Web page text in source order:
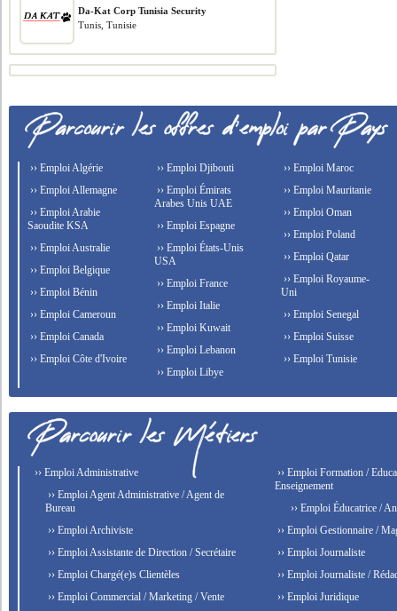
Da-Kat Corp Tunisia Security
Tunis, Tunisie
›› Emploi Algérie
›› Emploi Allemagne
›› Emploi Arabie
Saoudite KSA
›› Emploi Australie
›› Emploi Belgique
›› Emploi Bénin
›› Emploi Cameroun
›› Emploi Canada
›› Emploi Côte d'Ivoire
›› Emploi Djibouti
›› Emploi Émirats
Arabes Unis UAE
›› Emploi Espagne
›› Emploi États-Unis
USA
›› Emploi France
›› Emploi Italie
›› Emploi Kuwait
›› Emploi Lebanon
›› Emploi Libye
›› Emploi Maroc
›› Emploi Mauritanie
›› Emploi Oman
›› Emploi Poland
›› Emploi Qatar
›› Emploi Royaume-
Uni
›› Emploi Senegal
›› Emploi Suisse
›› Emploi Tunisie
›› Emploi Administrative
›› Emploi Agent Administrative / Agent de
Bureau
›› Emploi Archiviste
›› Emploi Assistante de Direction / Secrétaire
›› Emploi Chargé(e)s Clientèles
›› Emploi Commercial / Marketing / Vente
›› Emploi Formation /
Enseignement
›› Emploi Éducatrice /
›› Emploi Gestionnaire /
›› Emploi Journaliste
›› Emploi Journaliste /
›› Emploi Juridique